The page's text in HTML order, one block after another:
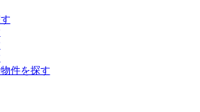
件を探す